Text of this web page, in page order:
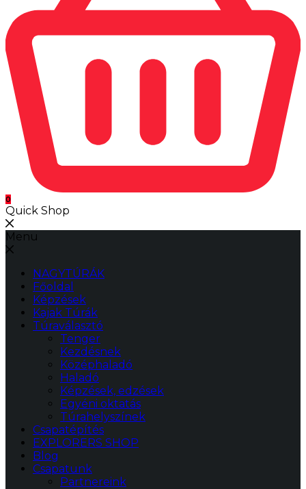
0
Quick Shop
Menu
NAGYTÚRÁK
Főoldal
Képzések
Kajak Túrák
Túraválasztó
Tenger
Kezdésnek
Középhaladó
Haladó
Képzések, edzések
Egyéni oktatás
Túrahelyszínek
Csapatépítés
EXPLORERS SHOP
Blog
Csapatunk
Partnereink